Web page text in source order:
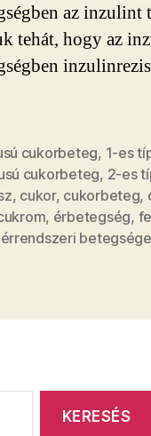
az inzulint
tehát, hogy az
cukorbeteg, 1-es
cukorbeteg, 2-es
, cukor, cukorbeteg,
, érbetegség,